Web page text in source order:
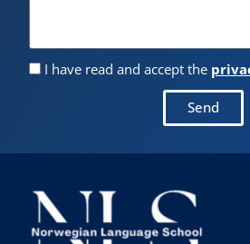
I have read and accept the
Send